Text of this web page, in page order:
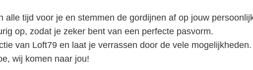
alle tijd voor je en stemmen de gordijnen af op jouw
op, zodat je zeker bent van een perfecte pasvorm.
van Loft79 en laat je verrassen door de vele mogelijkheden.
wij komen naar jou!